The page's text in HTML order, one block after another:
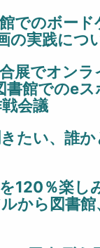
でのボード
の実践につ
展でオン
書館でのe
会議
たい、誰
120％楽し
から図書館